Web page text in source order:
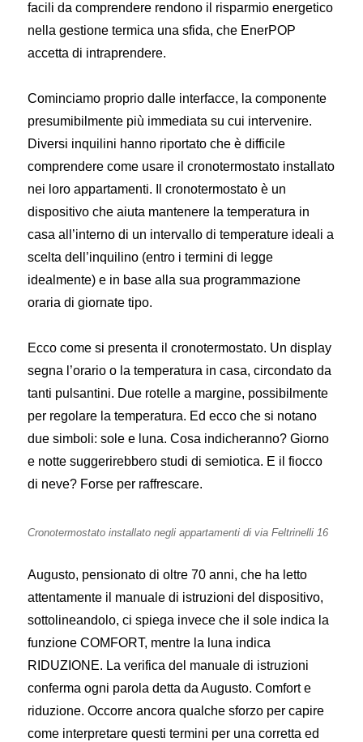
facili da comprendere rendono il risparmio energetico
nella gestione termica una sfida, che EnerPOP
accetta di intraprendere.
Cominciamo proprio dalle interfacce, la componente
presumibilmente più immediata su cui intervenire.
Diversi inquilini hanno riportato che è difficile
comprendere come usare il cronotermostato installato
nei loro appartamenti. Il cronotermostato è un
dispositivo che aiuta mantenere la temperatura in
casa all’interno di un intervallo di temperature ideali a
scelta dell’inquilino (entro i termini di legge
idealmente) e in base alla sua programmazione
oraria di giornate tipo.
Ecco come si presenta il cronotermostato. Un display
segna l’orario o la temperatura in casa, circondato da
tanti pulsantini. Due rotelle a margine, possibilmente
per regolare la temperatura. Ed ecco che si notano
due simboli: sole e luna. Cosa indicheranno? Giorno
e notte suggerirebbero studi di semiotica. E il fiocco
di neve? Forse per raffrescare.
Cronotermostato installato negli appartamenti di via Feltrinelli 16
Augusto, pensionato di oltre 70 anni, che ha letto
attentamente il manuale di istruzioni del dispositivo,
sottolineandolo, ci spiega invece che il sole indica la
funzione COMFORT, mentre la luna indica
RIDUZIONE. La verifica del manuale di istruzioni
conferma ogni parola detta da Augusto. Comfort e
riduzione. Occorre ancora qualche sforzo per capire
come interpretare questi termini per una corretta ed